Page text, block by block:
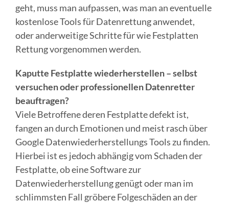
geht, muss man aufpassen, was man an eventuelle
kostenlose Tools für Datenrettung anwendet,
oder anderweitige Schritte für wie Festplatten
Rettung vorgenommen werden.
Kaputte Festplatte wiederherstellen – selbst
versuchen oder professionellen Datenretter
beauftragen?
Viele Betroffene deren Festplatte defekt ist,
fangen an durch Emotionen und meist rasch über
Google Datenwiederherstellungs Tools zu finden.
Hierbei ist es jedoch abhängig vom Schaden der
Festplatte, ob eine Software zur
Datenwiederherstellung genügt oder man im
schlimmsten Fall gröbere Folgeschäden an der